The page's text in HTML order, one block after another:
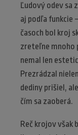
Ľudový odev sa
aj podľa funkcie
časoch bol kroj
zreteľne mnoho
nemal len
Prezrádzal
dediny prišiel,
čím sa zaoberá.
Reč krojov však